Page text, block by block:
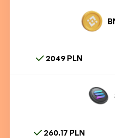
2049 PLN
260.17 PLN